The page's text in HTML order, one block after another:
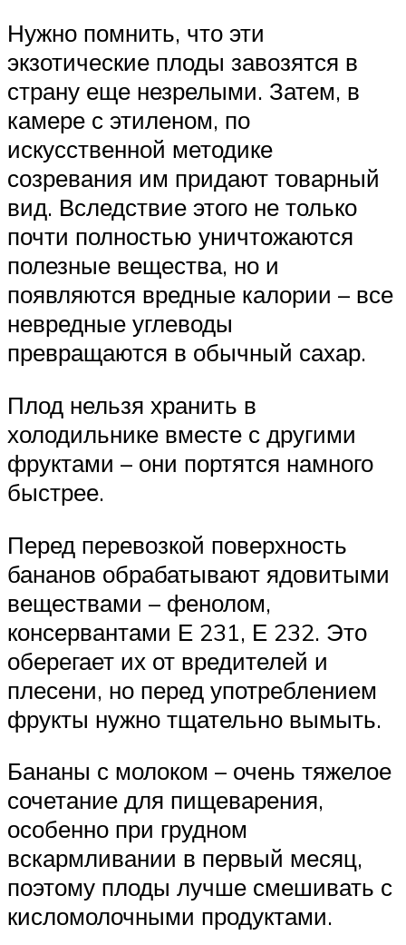
Нужно помнить, что эти
экзотические плоды завозятся в
страну еще незрелыми. Затем, в
камере с этиленом, по
искусственной методике
созревания им придают товарный
вид. Вследствие этого не только
почти полностью уничтожаются
полезные вещества, но и
появляются вредные калории – все
невредные углеводы
превращаются в обычный сахар.
Плод нельзя хранить в
холодильнике вместе с другими
фруктами – они портятся намного
быстрее.
Перед перевозкой поверхность
бананов обрабатывают ядовитыми
веществами – фенолом,
консервантами Е 231, Е 232. Это
оберегает их от вредителей и
плесени, но перед употреблением
фрукты нужно тщательно вымыть.
Бананы с молоком – очень тяжелое
сочетание для пищеварения,
особенно при грудном
вскармливании в первый месяц,
поэтому плоды лучше смешивать с
кисломолочными продуктами.